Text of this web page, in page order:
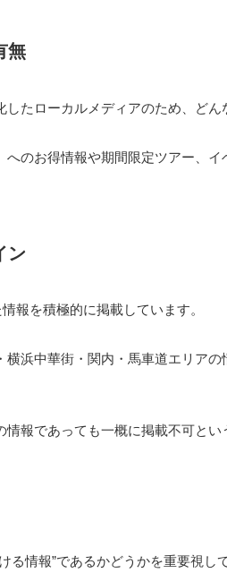
無
たローカルメディアのため、ど
のお得情報や期間限定ツアー、
ン
報を積極的に掲載しています。
浜中華街・関内・馬車道エリア
報であっても一概に掲載不可と
る情報”であるかどうかを重要視し